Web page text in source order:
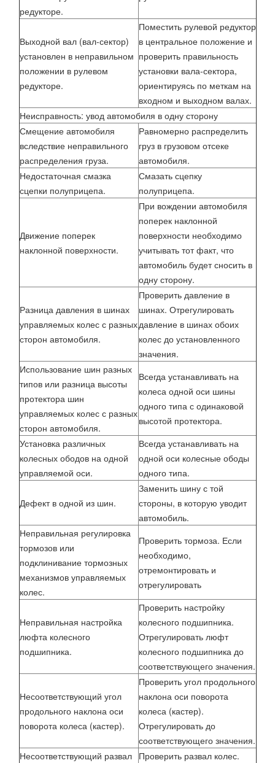
редукторе.
Выходной вал (вал-сектор)
установлен в неправильном
положении в рулевом
редукторе.
Поместить рулевой редуктор
в центральное положение и
проверить правильность
установки вала-сектора,
ориентируясь по меткам на
входном и выходном валах.
Неисправность: увод автомобиля в одну сторону
Смещение автомобиля
вследствие неправильного
распределения груза.
Равномерно распределить
груз в грузовом отсеке
автомобиля.
Недостаточная смазка
сцепки полуприцепа.
Смазать сцепку
полуприцепа.
Движение поперек
наклонной поверхности.
При вождении автомобиля
поперек наклонной
поверхности необходимо
учитывать тот факт, что
автомобиль будет сносить в
одну сторону.
Разница давления в шинах
управляемых колес с разных
сторон автомобиля.
Проверить давление в
шинах. Отрегулировать
давление в шинах обоих
колес до установленного
значения.
Использование шин разных
типов или разница высоты
протектора шин
управляемых колес с разных
сторон автомобиля.
Всегда устанавливать на
колеса одной оси шины
одного типа с одинаковой
высотой протектора.
Установка различных
колесных ободов на одной
управляемой оси.
Всегда устанавливать на
одной оси колесные ободы
одного типа.
Дефект в одной из шин.
Заменить шину с той
стороны, в которую уводит
автомобиль.
Неправильная регулировка
тормозов или
подклинивание тормозных
механизмов управляемых
колес.
Проверить тормоза. Если
необходимо,
отремонтировать и
отрегулировать
Неправильная настройка
люфта колесного
подшипника.
Проверить настройку
колесного подшипника.
Отрегулировать люфт
колесного подшипника до
соответствующего значения.
Несоответствующий угол
продольного наклона оси
поворота колеса (кастер).
Проверить угол продольного
наклона оси поворота
колеса (кастер).
Отрегулировать до
соответствующего значения.
Несоответствующий развал
Проверить развал колес.